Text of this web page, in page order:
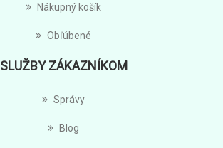
Nákupný košík
Obľúbené
SLUŽBY ZÁKAZNÍKOM
Správy
Blog